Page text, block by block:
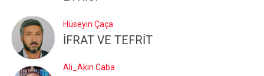
Hüseyin Çaça
İFRAT VE TEFRİT
Ali_Akin Caba